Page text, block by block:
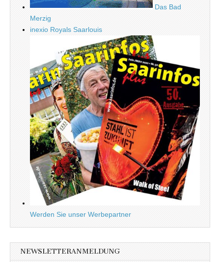
Das Bad
Merzig
inexio Royals Saarlouis
Werden Sie unser Werbepartner
NEWSLETTERANMELDUNG